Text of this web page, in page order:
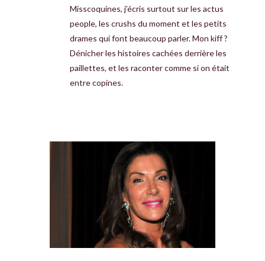
Misscoquines, j’écris surtout sur les actus
people, les crushs du moment et les petits
drames qui font beaucoup parler. Mon kiff ?
Dénicher les histoires cachées derrière les
paillettes, et les raconter comme si on était
entre copines.